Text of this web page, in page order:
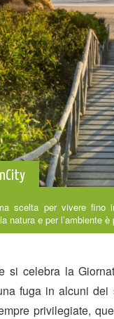
scelta per vivere fino
natura e per l’ambiente è
si celebra la
fuga in alcuni
privilegiate,